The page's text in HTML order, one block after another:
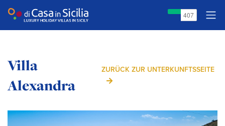
Villa
Alexandra
ZURÜCK ZUR UNTERKUNFTSSEITE